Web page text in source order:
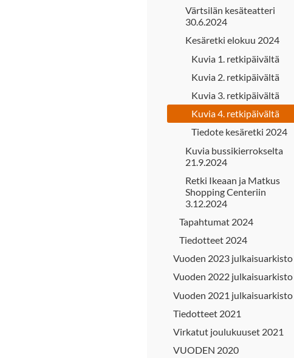
Värtsilän kesäteatteri
30.6.2024
Kesäretki elokuu 2024
Kuvia 1. retkipäivältä
Kuvia 2. retkipäivältä
Kuvia 3. retkipäivältä
Kuvia 4. retkipäivältä
Tiedote kesäretki 2024
Kuvia bussikierrokselta
21.9.2024
Retki Ikeaan ja Matkus
Shopping Centeriin
3.12.2024
Tapahtumat 2024
Tiedotteet 2024
Vuoden 2023 julkaisuarkisto
Vuoden 2022 julkaisuarkisto
Vuoden 2021 julkaisuarkisto
Tiedotteet 2021
Virkatut joulukuuset 2021
VUODEN 2020